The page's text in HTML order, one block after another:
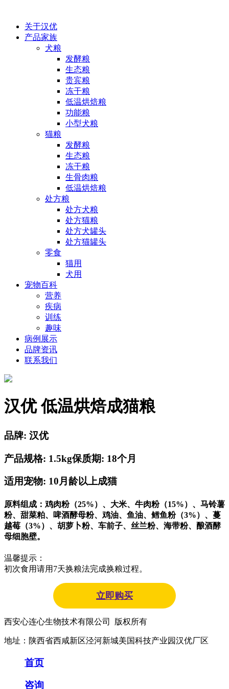
关于汉优
产品家族
犬粮
发酵粮
生态粮
贵宾粮
冻干粮
低温烘焙粮
功能粮
小型犬粮
猫粮
发酵粮
生态粮
冻干粮
生骨肉粮
低温烘焙粮
处方粮
处方犬粮
处方猫粮
处方犬罐头
处方猫罐头
零食
猫用
犬用
宠物百科
营养
疾病
训练
趣味
病例展示
品牌资讯
联系我们
汉优 低温烘焙成猫粮
品牌: 汉优
产品规格: 1.5kg保质期: 18个月
适用宠物: 10月龄以上成猫
原料组成：鸡肉粉（25%）、大米、牛肉粉（15%）、马铃薯
粉、甜菜粕、啤酒酵母粉、鸡油、鱼油、鳕鱼粉（3%）、蔓
越莓（3%）、胡萝卜粉、车前子、丝兰粉、海带粉、酿酒酵
母细胞壁。
温馨提示：
初次食用请用7天换粮法完成换粮过程。
立即购买
西安心连心生物技术有限公司 版权所有
地址：陕西省西咸新区泾河新城美国科技产业园汉优厂区
首页
咨询